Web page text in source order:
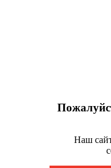
Наш